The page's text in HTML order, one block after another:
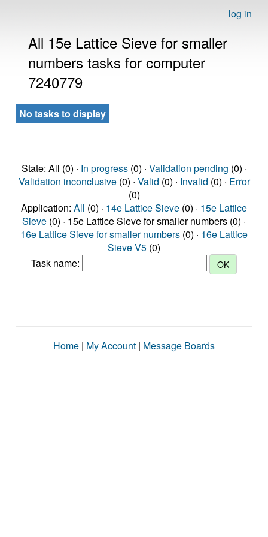
log in
All 15e Lattice Sieve for smaller
numbers tasks for computer
7240779
No tasks to display
State: All (0) · In progress(0) · Validation pending (0) ·
Validation inconclusive(0) · Valid (0) · Invalid (0) · Error
(0)
Application: All (0) · 14e Lattice Sieve (0) · 15e Lattice
Sieve (0) · 15e Lattice Sieve for smaller numbers (0) ·
16e Lattice Sieve for smaller numbers (0) · 16e Lattice
Sieve V5 (0)
Task name:
Home | My Account | Message Boards